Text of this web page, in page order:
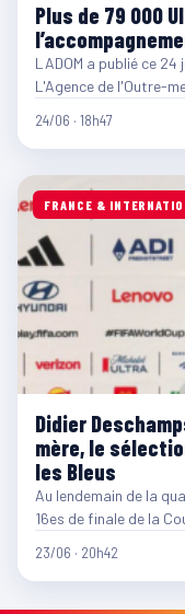
Plus de 79 000
LADOM a publié ce
L'Agence de l'Outre-
24/06 · 18h47
FRANCE &
Didier
mère, le
les Bleus
Au lendemain de la
16es de finale de la
23/06 · 20h42